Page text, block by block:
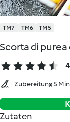
TM7 TM6 TM5
Scorta di purea
Zubereitung 5 Min
Zutaten